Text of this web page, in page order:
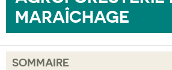
MARAÎCHAGE
SOMMAIRE